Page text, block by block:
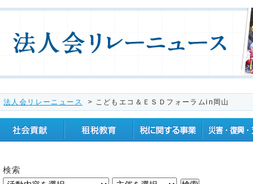
法人会リレーニュース > こどもエコ＆ＥＳＤフォーラムin岡山
社会貢献 租税教育 税に関する事業 震災復興支
検索